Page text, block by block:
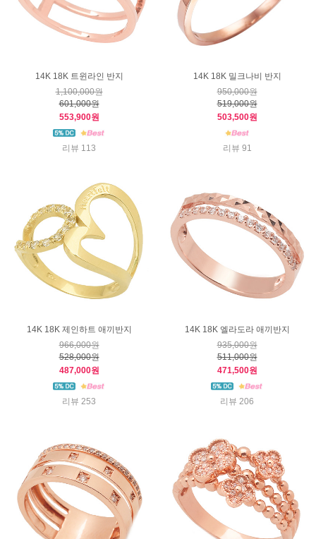
14K 18K 트윈라인 반지
1,100,000원
601,000원
553,900원
리뷰 113
14K 18K 밀크나비 반지
950,000원
519,000원
503,500원
리뷰 91
14K 18K 제인하트 애끼반지
966,000원
528,000원
487,000원
리뷰 253
14K 18K 엘라도라 애끼반지
935,000원
511,000원
471,500원
리뷰 206